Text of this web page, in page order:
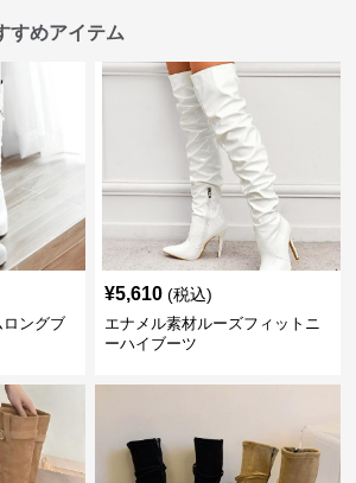
すめアイテム
ングブ
¥5,610 (税込)
エナメル素材ルーズフィットニ
ーハイブーツ